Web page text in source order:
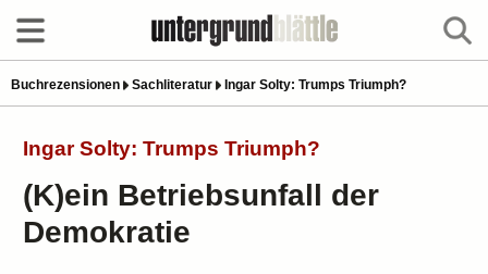
Buchrezensionen Sachliteratur Ingar Solty: Trumps Triumph?
Ingar Solty: Trumps Triumph?
(K)ein Betriebsunfall der
Demokratie